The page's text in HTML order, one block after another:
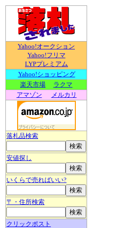
Yahoo!オークション
Yahoo!フリマ
LYPプレミアム
Yahoo!ショッピング
楽天市場
ラクマ
アマゾン
メルカリ
落札品検索
安値探し
いくらで売ればいい?
〒・住所検索
クリックポスト